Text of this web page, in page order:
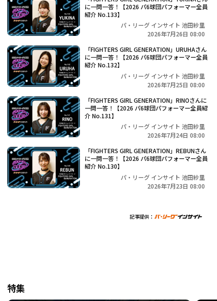
に一問一答！【2026 パ6球団パフォーマー全員
紹介 No.133】
パ・リーグ インサイト 池田紗里
2026年7月26日 08:00
「FIGHTERS GIRL GENERATION」URUHAさん
に一問一答！【2026 パ6球団パフォーマー全員
紹介 No.132】
パ・リーグ インサイト 池田紗里
2026年7月25日 08:00
「FIGHTERS GIRL GENERATION」RINOさんに
一問一答！【2026 パ6球団パフォーマー全員紹
介 No.131】
パ・リーグ インサイト 池田紗里
2026年7月24日 08:00
「FIGHTERS GIRL GENERATION」REBUNさん
に一問一答！【2026 パ6球団パフォーマー全員
紹介 No.130】
パ・リーグ インサイト 池田紗里
2026年7月23日 08:00
記事提供：
特集